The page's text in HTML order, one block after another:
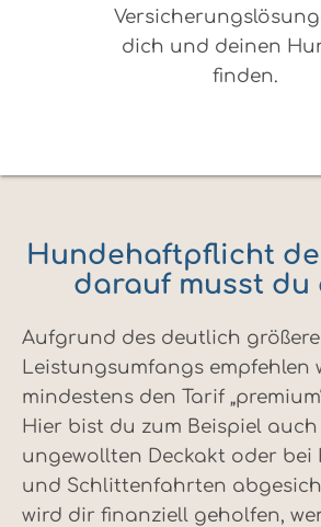
dich und deinen
finden.
Hundehaftpflicht
darauf musst du
Aufgrund des deutlich
Leistungsumfangs empfehlen
mindestens den Tarif
Hier bist du zum Beispiel
ungewollten Deckakt oder bei
und Schlittenfahrten
wird dir finanziell geholfen,